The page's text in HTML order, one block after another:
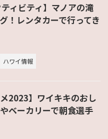
ティビティ】マノアの滝
！レンタカーで行ってき
ハワイ情報
メ2023】ワイキキのおし
ベーカリーで朝食選手